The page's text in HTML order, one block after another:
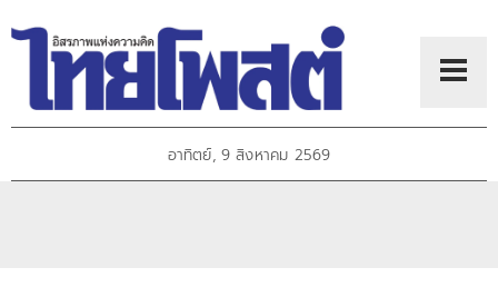
อาทิตย์, 9 สิงหาคม 2569